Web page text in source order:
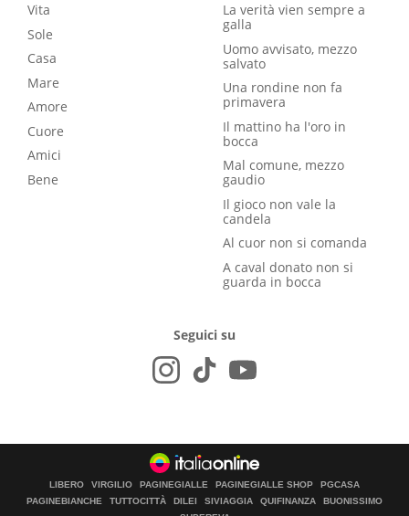
Vita
Sole
Casa
Mare
Amore
Cuore
Amici
Bene
La verità vien sempre a
galla
Uomo avvisato, mezzo
salvato
Una rondine non fa
primavera
Il mattino ha l'oro in
bocca
Mal comune, mezzo
gaudio
Il gioco non vale la
candela
Al cuor non si comanda
A caval donato non si
guarda in bocca
Seguici su
LIBERO VIRGILIO PAGINEGIALLE PAGINEGIALLE SHOP
PGCASA
PAGINEBIANCHE
TUTTOCITTÀ DILEI SIVIAGGIA QUIFINANZA
BUONISSIMO